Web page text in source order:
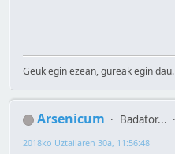
Geuk egin ezean, gureak egin dau.
Arsenicum Badator...
2018ko Uztailaren 30a, 11:56:48